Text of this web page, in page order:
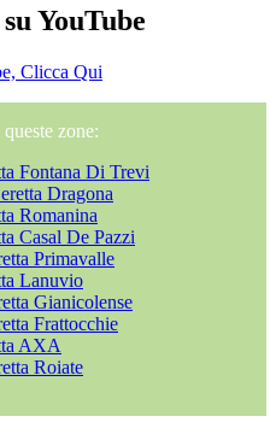
YouTube
Clicca Qui
zone:
Fontana Di Trevi
Dragona
Romanina
Casal De Pazzi
Primavalle
Lanuvio
Gianicolense
Frattocchie
AXA
Roiate